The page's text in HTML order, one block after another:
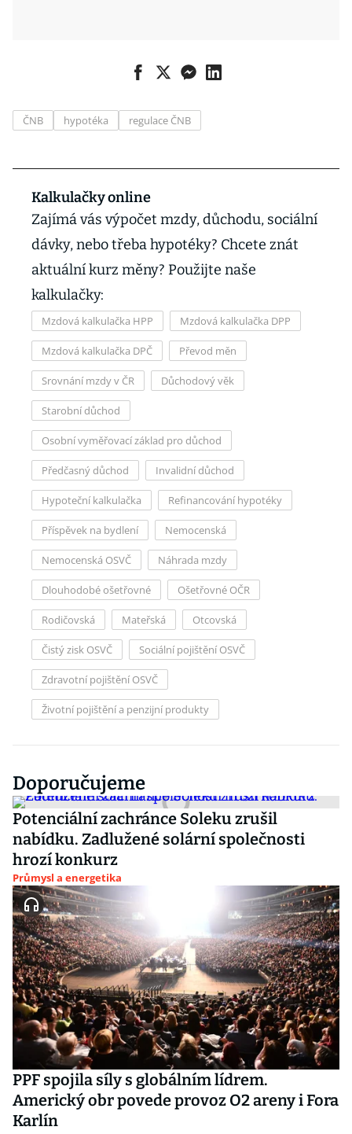
ČNB hypotéka regulace ČNB
Kalkulačky online
Zajímá vás výpočet mzdy, důchodu, sociální
dávky, nebo třeba hypotéky? Chcete znát
aktuální kurz měny? Použijte naše
kalkulačky:
Mzdová kalkulačka HPP Mzdová kalkulačka DPP
Mzdová kalkulačka DPČ Převod měn
Srovnání mzdy v ČR Důchodový věk
Starobní důchod
Osobní vyměřovací základ pro důchod
Předčasný důchod Invalidní důchod
Hypoteční kalkulačka Refinancování hypotéky
Příspěvek na bydlení Nemocenská
Nemocenská OSVČ Náhrada mzdy
Dlouhodobé ošetřovné Ošetřovné OČR
Rodičovská Mateřská Otcovská
Čistý zisk OSVČ Sociální pojištění OSVČ
Zdravotní pojištění OSVČ
Životní pojištění a penzijní produkty
Doporučujeme
Potenciální zachránce Soleku zrušil
nabídku. Zadlužené solární společnosti
hrozí konkurz
Průmysl a energetika
PPF spojila síly s globálním lídrem.
Americký obr povede provoz O2 areny i Fora
Karlín